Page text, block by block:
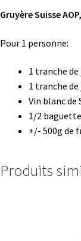
Gruyère Suisse
Pour 1 personne:
1 tranche
1 tranche
Vin blanc de
1/2
+/- 500g de
Produits